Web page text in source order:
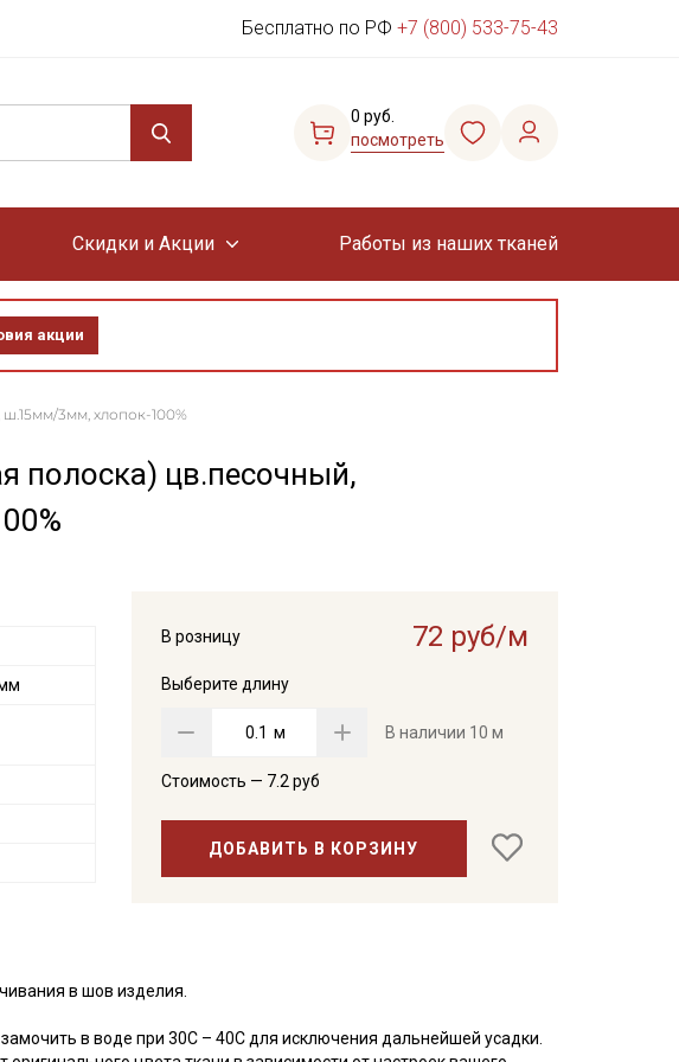
Бесплатно по РФ +7 (800) 533-75-43
0 руб.
посмотреть
Скидки и Акции Работы из наших тканей
акции
3мм, хлопок-100%
полоска) цв.песочный,
В розницу 72 руб/м
Выберите длину
м В наличии 10 м
Стоимость — 7.2 руб
ДОБАВИТЬ В КОРЗИНУ
в шов изделия.
в воде при 30С – 40С для исключения дальнейшей усадки.